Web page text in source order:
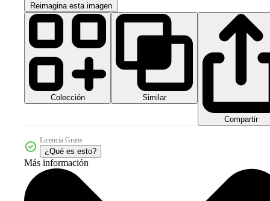
Reimagina esta imagen
Colección Similar
Compartir
Licencia Gratis
¿Qué es esto?
Más información